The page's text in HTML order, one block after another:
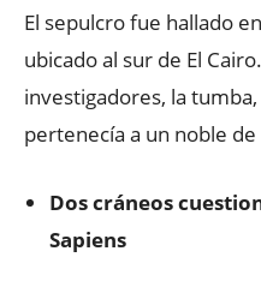
El sepulcro fue hallado
ubicado al sur de El
investigadores, la
pertenecía a un noble
Dos cráneos
Sapiens